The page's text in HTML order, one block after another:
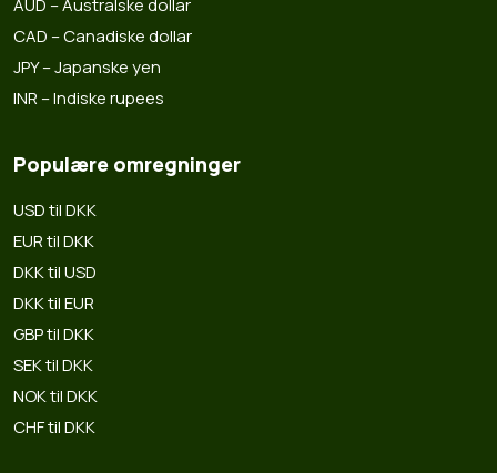
AUD – Australske dollar
CAD – Canadiske dollar
JPY – Japanske yen
INR – Indiske rupees
Populære omregninger
USD til DKK
EUR til DKK
DKK til USD
DKK til EUR
GBP til DKK
SEK til DKK
NOK til DKK
CHF til DKK